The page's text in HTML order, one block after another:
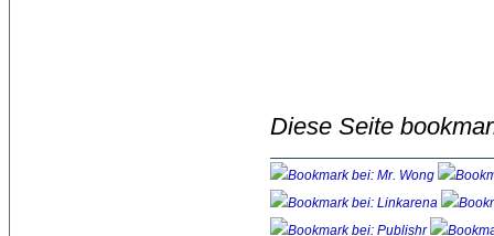
Diese Seite